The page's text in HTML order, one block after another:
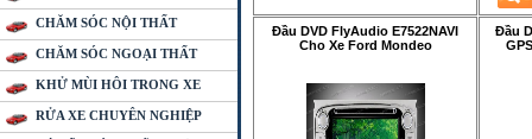
CHĂM SÓC NỘI THẤT
CHĂM SÓC NGOẠI THẤT
KHỬ MÙI HÔI TRONG XE
RỬA XE CHUYÊN NGHIỆP
Đầu DVD FlyAudio E7522NAVI
Cho Xe Ford Mondeo
Đầu